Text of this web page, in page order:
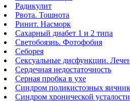
Радикулит
Рвота. Тошнота
Ринит. Насморк
Сахарный диабет 1 и 2 типа
Светобоязнь. Фотофобия
Себорея
Сексуальные дисфункции.
Сердечная недостаточность
Серная пробка в ухе
Синдром поликистозных
Синдром хронической усталости